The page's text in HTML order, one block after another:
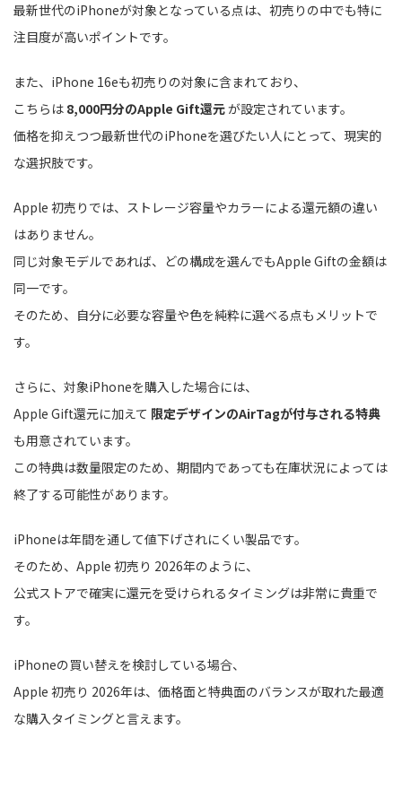
最新世代のiPhoneが対象となっている点は、初売りの中でも特に
注目度が高いポイントです。
また、iPhone 16eも初売りの対象に含まれており、
こちらは 8,000円分のApple Gift還元が設定されています。
価格を抑えつつ最新世代のiPhoneを選びたい人にとって、現実的
な選択肢です。
Apple 初売りでは、ストレージ容量やカラーによる還元額の違い
はありません。
同じ対象モデルであれば、どの構成を選んでもApple Giftの金額は
同一です。
そのため、自分に必要な容量や色を純粋に選べる点もメリットで
す。
さらに、対象iPhoneを購入した場合には、
Apple Gift還元に加えて 限定デザインのAirTagが付与される特典
も用意されています。
この特典は数量限定のため、期間内であっても在庫状況によっては
終了する可能性があります。
iPhoneは年間を通して値下げされにくい製品です。
そのため、Apple 初売り 2026年のように、
公式ストアで確実に還元を受けられるタイミングは非常に貴重で
す。
iPhoneの買い替えを検討している場合、
Apple 初売り 2026年は、価格面と特典面のバランスが取れた最適
な購入タイミングと言えます。